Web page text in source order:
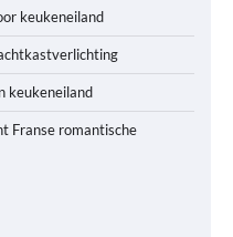
keukeneiland
keukeneiland
Franse romantische